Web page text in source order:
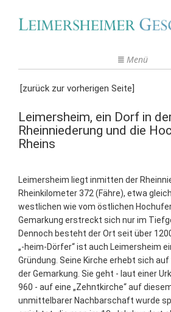
Menü
[zurück zur vorherigen Seite]
Leimersheim, ein Dorf in
Rheinniederung und die
Rheins
Leimersheim liegt inmitten der
Rheinkilometer 372 (Fähre), etwa
westlichen wie vom östlichen
Gemarkung erstreckt sich nur im
Dennoch besteht der Ort seit über
„-heim-Dörfer“ ist auch Leimersheim
Gründung. Seine Kirche erhebt sich
der Gemarkung. Sie geht - laut einer
960 - auf eine „Zehntkirche“ auf
unmittelbarer Nachbarschaft wurde